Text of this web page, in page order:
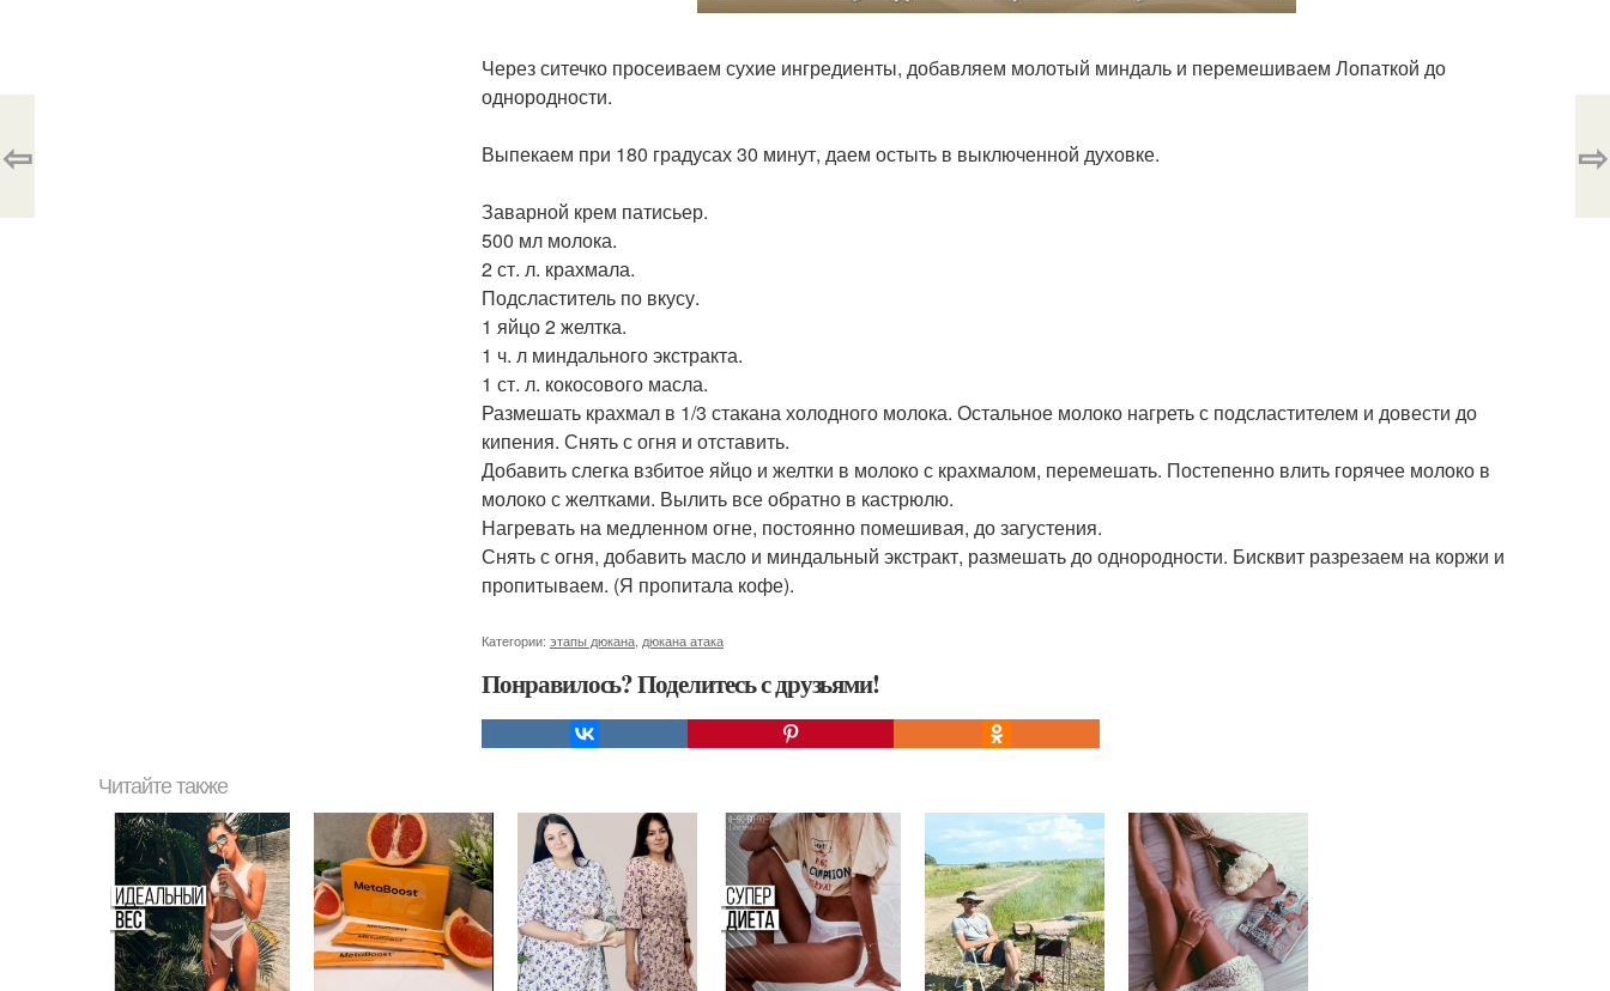
Через ситечко просеиваем сухие ингредиенты, добавляем молотый миндаль и перемешиваем Лопаткой до
однородности.
Выпекаем при 180 градусах 30 минут, даем остыть в выключенной духовке.
Заварной крем патисьер.
500 мл молока.
2 ст. л. крахмала.
Подсластитель по вкусу.
1 яйцо 2 желтка.
1 ч. л миндального экстракта.
1 ст. л. кокосового масла.
Размешать крахмал в 1/3 стакана холодного молока. Остальное молоко нагреть с подсластителем и довести до
кипения. Снять с огня и отставить.
Добавить слегка взбитое яйцо и желтки в молоко с крахмалом, перемешать. Постепенно влить горячее молоко в
молоко с желтками. Вылить все обратно в кастрюлю.
Нагревать на медленном огне, постоянно помешивая, до загустения.
Снять с огня, добавить масло и миндальный экстракт, размешать до однородности. Бисквит разрезаем на коржи и
пропитываем. (Я пропитала кофе).
Категории: этапы дюкана дюкана атака
Понравилось? Поделитесь с друзьями!
⇦ ⇨
Читайте также